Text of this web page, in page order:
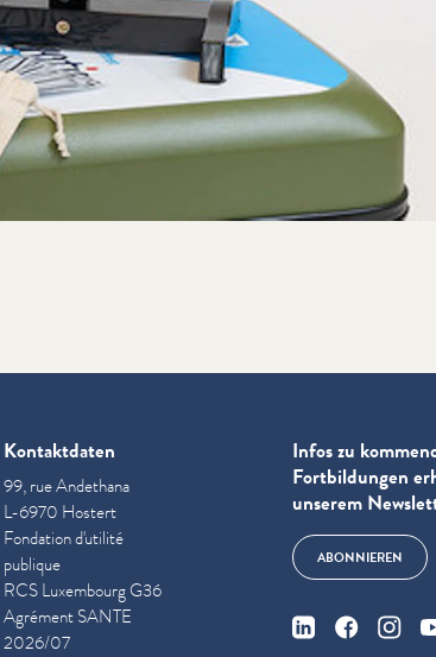
Kontaktdaten
99, rue Andethana
L-6970 Hostert
Fondation d'utilité
publique
RCS Luxembourg G36
Agrément SANTE
2026/07
Infos zu
Fortbildungen
unserem
ABONNIEREN